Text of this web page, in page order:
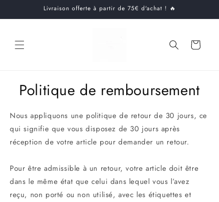
au
Livraison offerte à partir de 75€ d'achat ! 🔥
Panier
Politique de remboursement
Nous appliquons une politique de retour de 30 jours, ce
qui signifie que vous disposez de 30 jours après
réception de votre article pour demander un retour.
Pour être admissible à un retour, votre article doit être
dans le même état que celui dans lequel vous l’avez
reçu, non porté ou non utilisé, avec les étiquettes et